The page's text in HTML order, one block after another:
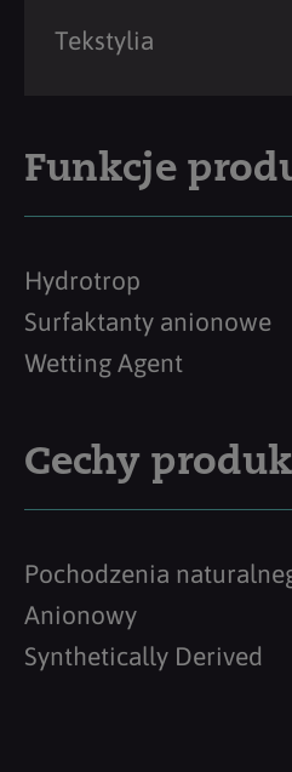
Tekstylia
Funkcje
Hydrotrop
Surfaktanty anionowe
Wetting Agent
Cechy
Pochodzenia
Anionowy
Synthetically Derived